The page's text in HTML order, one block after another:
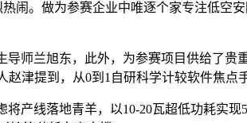
闹。做为参赛企业中唯逐个家专注低
兰旭东，此外，为参赛项目供给了贵
津提到，从0到1自研科学计较软件焦点
线落地青羊，以10-20瓦超低功耗实现